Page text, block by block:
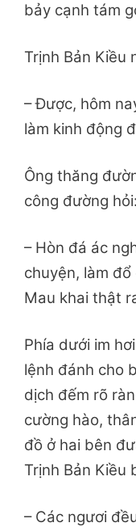
bảy cạnh tám
Trịnh Bản Kiều
– Được, hôm
làm kinh động
Ông thăng
công đường hỏi:
– Hòn đá ác
chuyện, làm
Mau khai thật
Phía dưới im
lệnh đánh cho
dịch đếm rõ
cường hào,
đồ ở hai bên
Trịnh Bản Kiều
– Các ngươi